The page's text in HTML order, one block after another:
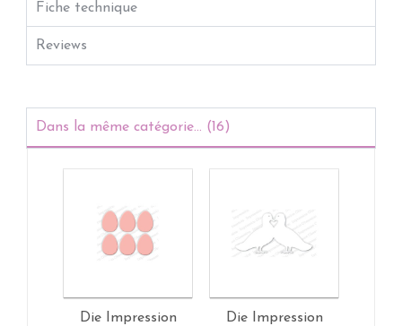
Fiche technique
Reviews
Dans la même catégorie... (16)
Die Impression
Die Impression